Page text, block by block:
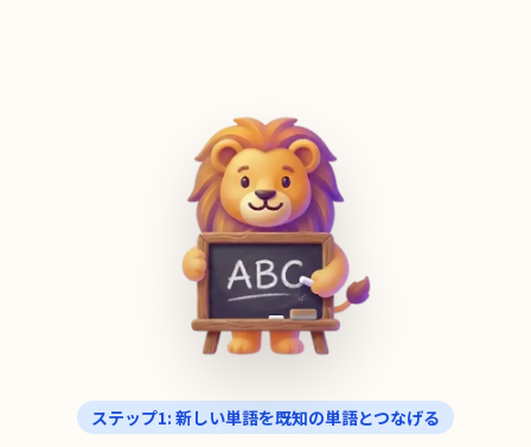
ステップ1: 新しい単語を既知の単語とつなげる